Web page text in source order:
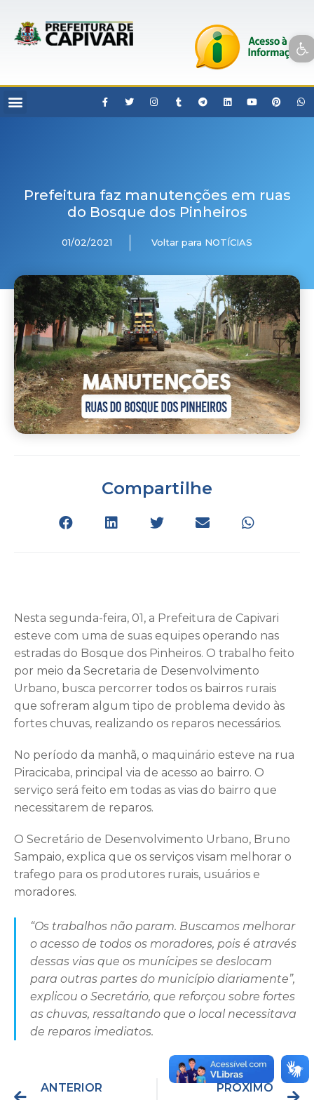
Open toolbar
Prefeitura faz manutenções em ruas
do Bosque dos Pinheiros
01/02/2021 Voltar para NOTÍCIAS
Compartilhe
Nesta segunda-feira, 01, a Prefeitura de Capivari
esteve com uma de suas equipes operando nas
estradas do Bosque dos Pinheiros. O trabalho feito
por meio da Secretaria de Desenvolvimento
Urbano, busca percorrer todos os bairros rurais
que sofreram algum tipo de problema devido às
fortes chuvas, realizando os reparos necessários.
No período da manhã, o maquinário esteve na rua
Piracicaba, principal via de acesso ao bairro. O
serviço será feito em todas as vias do bairro que
necessitarem de reparos.
O Secretário de Desenvolvimento Urbano, Bruno
Sampaio, explica que os serviços visam melhorar o
trafego para os produtores rurais, usuários e
moradores.
“Os trabalhos não param. Buscamos melhorar
o acesso de todos os moradores, pois é através
dessas vias que os munícipes se deslocam
para outras partes do município diariamente”,
explicou o Secretário, que reforçou sobre fortes
as chuvas, ressaltando que o local necessitava
de reparos imediatos.
ANTERIOR
PRÓXIMO